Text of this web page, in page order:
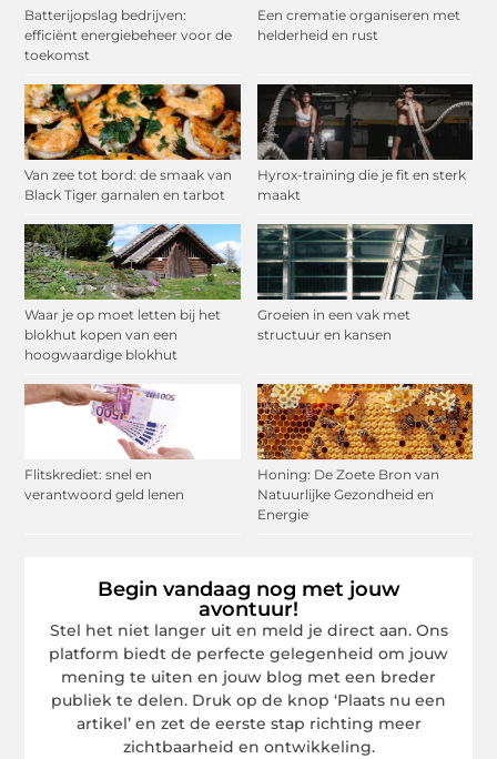
Batterijopslag bedrijven:
efficiënt energiebeheer voor de
toekomst
Een crematie organiseren met
helderheid en rust
Van zee tot bord: de smaak van
Black Tiger garnalen en tarbot
Hyrox-training die je fit en sterk
maakt
Waar je op moet letten bij het
blokhut kopen van een
hoogwaardige blokhut
Groeien in een vak met
structuur en kansen
Flitskrediet: snel en
verantwoord geld lenen
Honing: De Zoete Bron van
Natuurlijke Gezondheid en
Energie
Begin vandaag nog met jouw
avontuur!
Stel het niet langer uit en meld je direct aan. Ons
platform biedt de perfecte gelegenheid om jouw
mening te uiten en jouw blog met een breder
publiek te delen. Druk op de knop ‘Plaats nu een
artikel’ en zet de eerste stap richting meer
zichtbaarheid en ontwikkeling.